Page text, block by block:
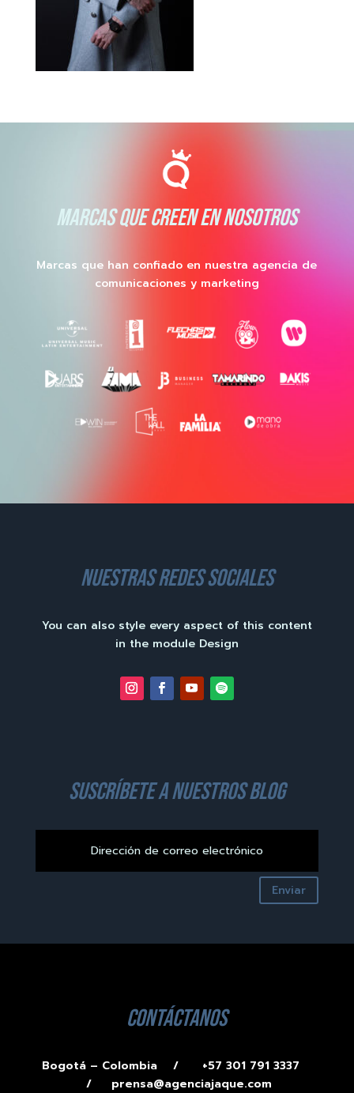
MARCAS QUE CREEN EN NOSOTROS
Marcas que han confiado en nuestra agencia de
comunicaciones y marketing
nuestras redes sociales
You can also style every aspect of this content
in the module Design
suscríbete a nuestros blog
Enviar
contáctanos
Bogotá – Colombia /
+57 301 791 3337
/ prensa@agenciajaque.com